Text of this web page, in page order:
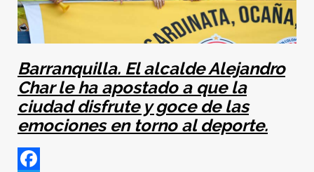
Barranquilla. El alcalde Alejandro
Char le ha apostado a que la
ciudad disfrute y goce de las
emociones en torno al deporte.